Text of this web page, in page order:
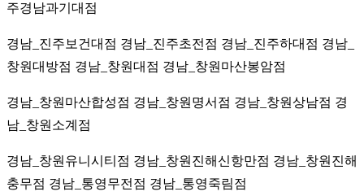
주경남과기대점
경남_진주보건대점 경남_진주초전점 경남_진주하대점 경남_
창원대방점 경남_창원대점 경남_창원마산봉암점
경남_창원마산합성점 경남_창원명서점 경남_창원상남점 경
남_창원소계점
경남_창원유니시티점 경남_창원진해신항만점 경남_창원진해
충무점 경남_통영무전점 경남_통영죽림점